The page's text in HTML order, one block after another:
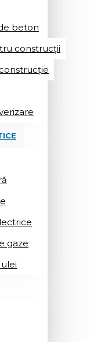
beton
construcții
gaze